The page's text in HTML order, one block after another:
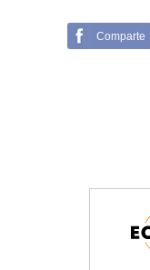
Comparte